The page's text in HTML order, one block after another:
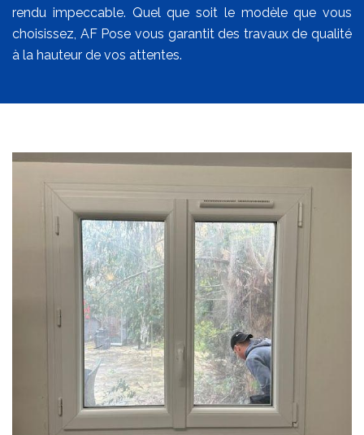
rendu impeccable. Quel que soit le modèle que vous
choisissez, AF Pose vous garantit des travaux de qualité
à la hauteur de vos attentes.